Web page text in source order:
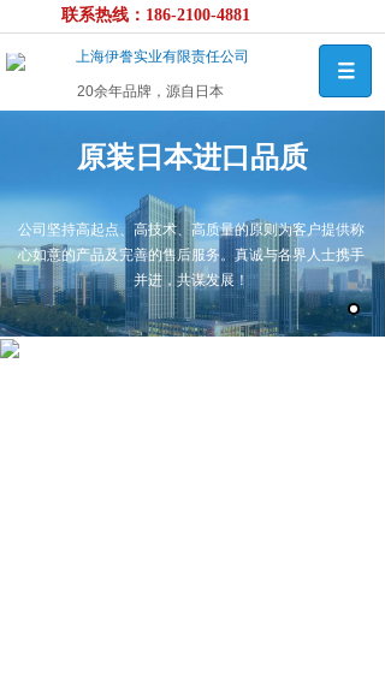
联系热线：186-2100-4881
上海伊誊实业有限责任公司
20余年品牌，源自日本
原装日本进口品质
公司坚持高起点、高技术、高质量的原则为客户提供称
心如意的产品及完善的售后服务。真诚与各界人士携手
并进，共谋发展！